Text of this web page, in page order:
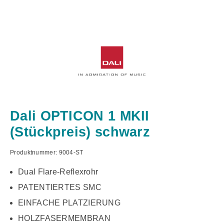
Dali OPTICON 1 MKII
(Stückpreis) schwarz
Produktnummer: 9004-ST
Dual Flare-Reflexrohr
PATENTIERTES SMC
EINFACHE PLATZIERUNG
HOLZFASERMEMBRAN